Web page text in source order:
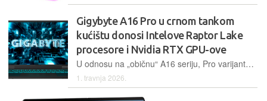
Gigybyte A16 Pro u crnom tankom
kućištu donosi Intelove Raptor Lake
procesore i Nvidia RTX GPU-ove
U odnosu na „običnu“ A16 seriju, Pro varijanta odskače u pogledu dizajna, a osim izgleda ima i moćnije komponente. Tako sustav pokreće Core 7 240H u kombinaciji s RTX 5070 Ti. Gigabyte je uz to ponudio relativno tanak dizajn i vrlo dobar IPS ekran sa 165 Hz
1. travnja 2026.